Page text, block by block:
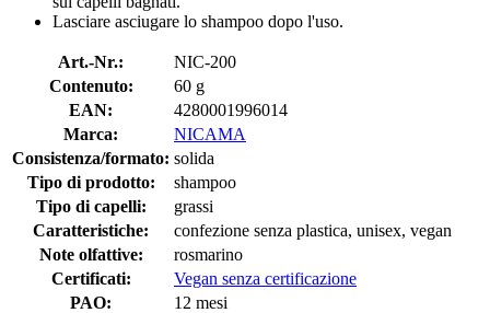
Lasciare asciugare lo shampoo dopo l'uso.
Art.-Nr.:
NIC-200
Contenuto:
60 g
EAN:
4280001996014
Marca:
NICAMA
Consistenza/formato: solida
Tipo di prodotto:
shampoo
Tipo di capelli:
grassi
Caratteristiche:
confezione senza plastica, unisex, vegan
Note olfattive:
rosmarino
Certificati:
Vegan senza certificazione
PAO:
12 mesi